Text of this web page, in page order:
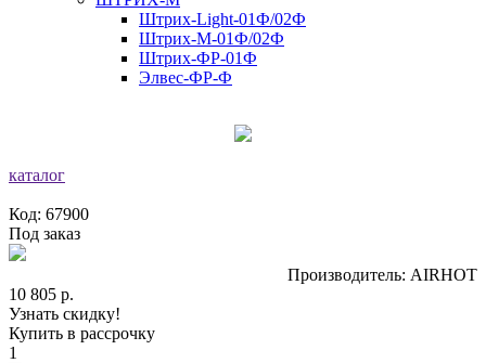
Штрих-Light-01Ф/02Ф
Штрих-М-01Ф/02Ф
Штрих-ФР-01Ф
Элвес-ФР-Ф
каталог
Код: 67900
Под заказ
Производитель: AIRHOT
10 805 р.
Узнать скидку!
Купить в рассрочку
1